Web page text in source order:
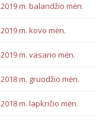
2019 m. balandžio mėn.
2019 m. kovo mėn.
2019 m. vasario mėn.
2018 m. gruodžio mėn.
2018 m. lapkričio mėn.